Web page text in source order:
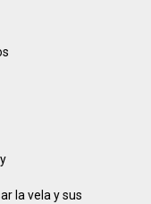
la vela y sus